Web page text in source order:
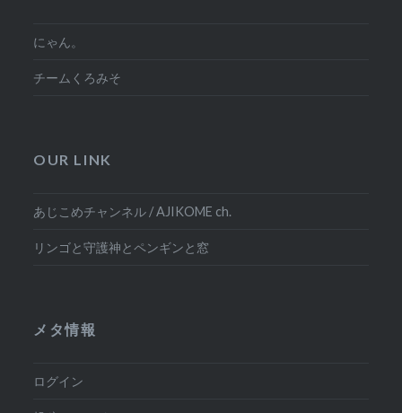
にゃん。
チームくろみそ
OUR LINK
あじこめチャンネル / AJIKOME ch.
リンゴと守護神とペンギンと窓
メタ情報
ログイン